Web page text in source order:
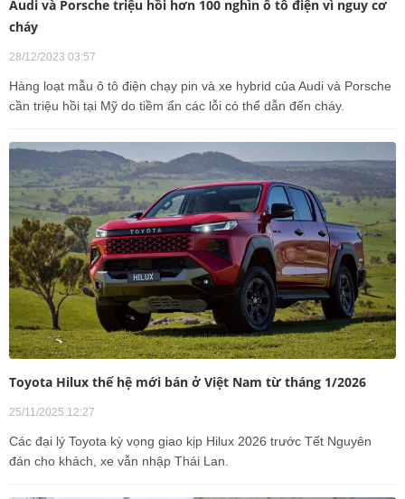
Audi và Porsche triệu hồi hơn 100 nghìn ô tô điện vì nguy cơ
cháy
28/12/2023 03:57
Hàng loạt mẫu ô tô điện chạy pin và xe hybrid của Audi và Porsche
cần triệu hồi tại Mỹ do tiềm ẩn các lỗi có thể dẫn đến cháy.
Toyota Hilux thế hệ mới bán ở Việt Nam từ tháng 1/2026
25/11/2025 12:27
Các đại lý Toyota kỳ vọng giao kịp Hilux 2026 trước Tết Nguyên
đán cho khách, xe vẫn nhập Thái Lan.